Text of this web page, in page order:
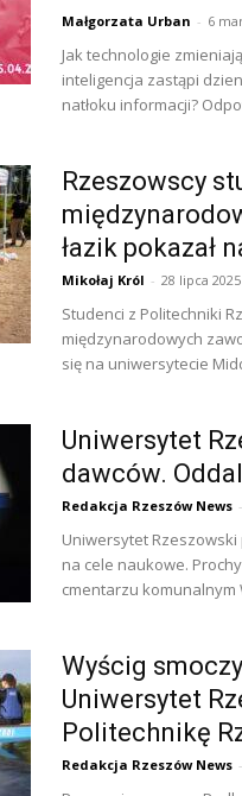
Małgorzata Urban - 6
Jak technologie
inteligencja zastąpi
natłoku informacji?
Rzeszowscy
łazik pokazał
Mikołaj Król - 28 lipca
Studenci z Politechniki
międzynarodowych
się na uniwersytecie
Uniwersytet
dawców.
Redakcja Rzeszów News -
Uniwersytet Rzeszowski
na cele naukowe.
cmentarzu komunalnym
Wyścig
Uniwersytet
Politechnikę
Redakcja Rzeszów News -